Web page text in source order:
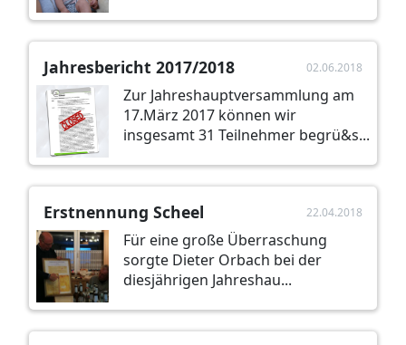
Jahresbericht 2017/2018 02.06.2018
Zur Jahreshauptversammlung am
17.März 2017 können wir
insgesamt 31 Teilnehmer begrü&s...
Erstnennung Scheel 22.04.2018
Für eine große Überraschung
sorgte Dieter Orbach bei der
diesjährigen Jahreshau...